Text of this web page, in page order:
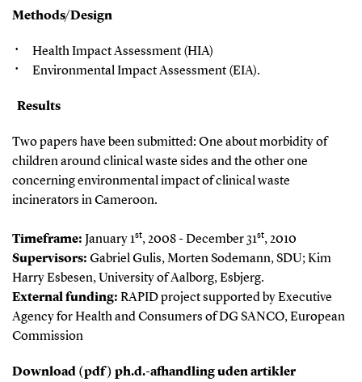
Methods/Design
Health Impact Assessment (HIA)
Environmental Impact Assessment (EIA).
Results
Two papers have been submitted: One about morbidity of
children around clinical waste sides and the other one
concerning environmental impact of clinical waste
incinerators in Cameroon.
Timeframe: January 1st, 2008 - December 31st, 2010
Supervisors: Gabriel Gulis, Morten Sodemann, SDU; Kim
Harry Esbesen, University of Aalborg, Esbjerg.
External funding: RAPID project supported by Executive
Agency for Health and Consumers of DG SANCO, European
Commission
Download (pdf) ph.d.-afhandling uden artikler